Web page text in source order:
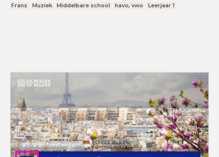
Frans Muziek Middelbare school havo, vwo Leerjaar 1